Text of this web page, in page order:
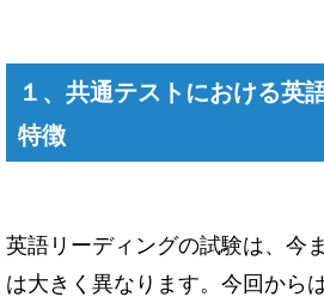
１、共通テストにおける英
特徴
英語リーディングの試験は、今
は大きく異なります。今回から